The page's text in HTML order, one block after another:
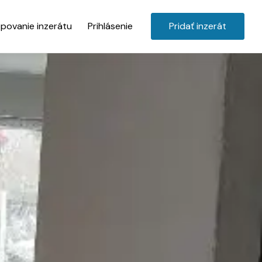
inzerátu Prihlásenie Pridať inzerát